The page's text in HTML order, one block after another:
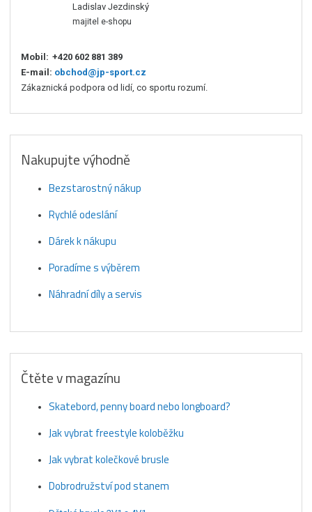
Ladislav Jezdinský
majitel e-shopu
Mobil: +420 602 881 389
E-mail: obchod@jp-sport.cz
Zákaznická podpora od lidí, co sportu rozumí.
Nakupujte výhodně
Bezstarostný nákup
Rychlé odeslání
Dárek k nákupu
Poradíme s výběrem
Náhradní díly a servis
Čtěte v magazínu
Skatebord, penny board nebo longboard?
Jak vybrat freestyle koloběžku
Jak vybrat kolečkové brusle
Dobrodružství pod stanem